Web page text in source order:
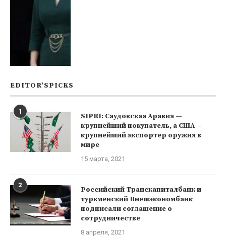
EDITOR’SPICKS
1
SIPRI: Саудовская Аравия —
крупнейший покупатель, а США —
крупнейший экспортер оружия в
мире
15 марта, 2021
2
Российский Транскапиталбанк и
туркменский Внешэкономбанк
подписали соглашение о
сотрудничестве
8 апреля, 2021